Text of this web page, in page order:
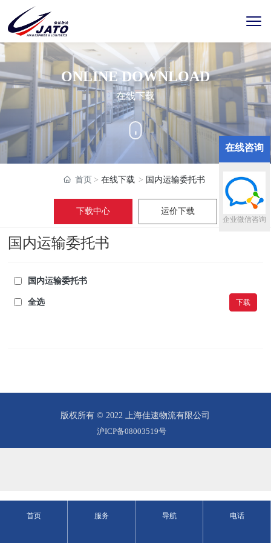
ONLINE DOWNLOAD
在线下载
首页 在线下载 国内运输委托书
下载中心 运价下载
国内运输委托书
国内运输委托书
全选 下载
版权所有 © 2022 上海佳速物流有限公司
首页 服务 导航 电话
沪ICP备08003519号
在线咨询
企业微信咨询